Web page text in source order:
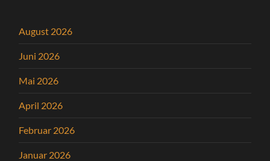
August 2026
Juni 2026
Mai 2026
April 2026
Februar 2026
Januar 2026